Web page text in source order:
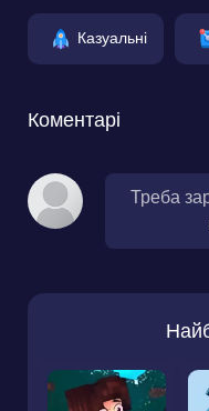
Казуальні
Коментарі
Треба